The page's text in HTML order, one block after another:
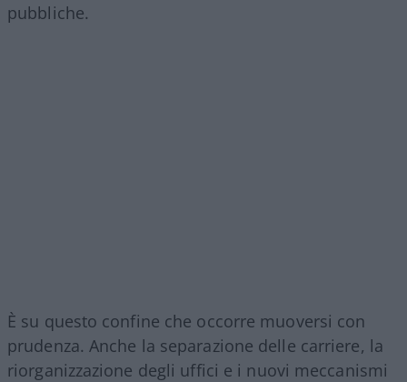
pubbliche.
È su questo confine che occorre muoversi con
prudenza. Anche la separazione delle carriere, la
riorganizzazione degli uffici e i nuovi meccanismi